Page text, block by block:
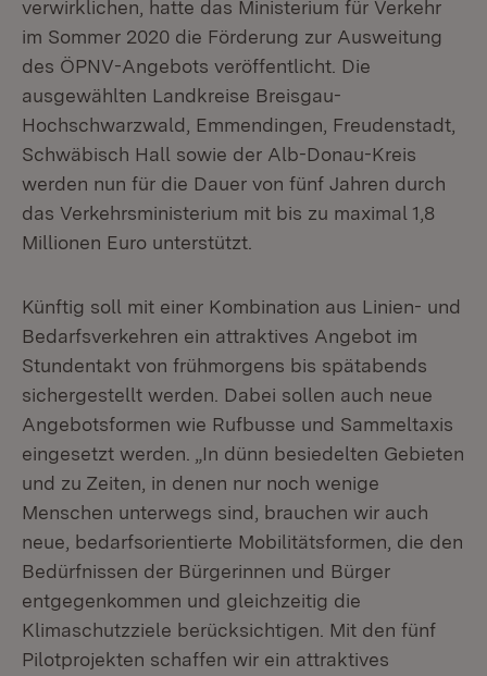
verwirklichen, hatte das Ministerium für Verkehr
im Sommer 2020 die Förderung zur Ausweitung
des ÖPNV-Angebots veröffentlicht. Die
ausgewählten Landkreise Breisgau-
Hochschwarzwald, Emmendingen, Freudenstadt,
Schwäbisch Hall sowie der Alb-Donau-Kreis
werden nun für die Dauer von fünf Jahren durch
das Verkehrsministerium mit bis zu maximal 1,8
Millionen Euro unterstützt.
Künftig soll mit einer Kombination aus Linien- und
Bedarfsverkehren ein attraktives Angebot im
Stundentakt von frühmorgens bis spätabends
sichergestellt werden. Dabei sollen auch neue
Angebotsformen wie Rufbusse und Sammeltaxis
eingesetzt werden. „In dünn besiedelten Gebieten
und zu Zeiten, in denen nur noch wenige
Menschen unterwegs sind, brauchen wir auch
neue, bedarfsorientierte Mobilitätsformen, die den
Bedürfnissen der Bürgerinnen und Bürger
entgegenkommen und gleichzeitig die
Klimaschutzziele berücksichtigen. Mit den fünf
Pilotprojekten schaffen wir ein attraktives